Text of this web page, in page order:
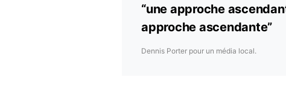
“une approche
approche ascendante”
Dennis Porter pour un média local.